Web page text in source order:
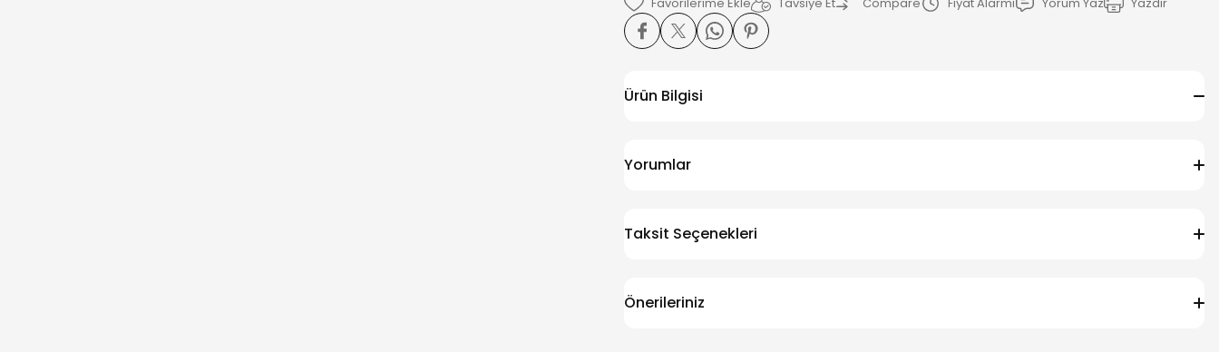
Ürün Bilgisi
Yorumlar
Taksit Seçenekleri
Önerileriniz